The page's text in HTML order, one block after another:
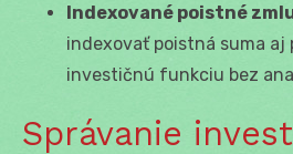
Indexované poistné
indexovať poistná suma aj
investičnú funkciu bez
Správanie